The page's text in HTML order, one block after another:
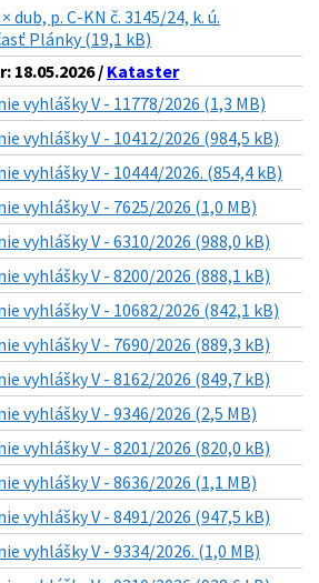
dub, p. C-KN č. 3145/24, k. ú.
Plánky (19,1 kB)
18.05.2026 / Kataster
vyhlášky V - 11778/2026 (1,3 MB)
vyhlášky V - 10412/2026 (984,5 kB)
vyhlášky V - 10444/2026. (854,4 kB)
vyhlášky V - 7625/2026 (1,0 MB)
vyhlášky V - 6310/2026 (988,0 kB)
vyhlášky V - 8200/2026 (888,1 kB)
vyhlášky V - 10682/2026 (842,1 kB)
vyhlášky V - 7690/2026 (889,3 kB)
vyhlášky V - 8162/2026 (849,7 kB)
vyhlášky V - 9346/2026 (2,5 MB)
vyhlášky V - 8201/2026 (820,0 kB)
vyhlášky V - 8636/2026 (1,1 MB)
vyhlášky V - 8491/2026 (947,5 kB)
vyhlášky V - 9334/2026. (1,0 MB)